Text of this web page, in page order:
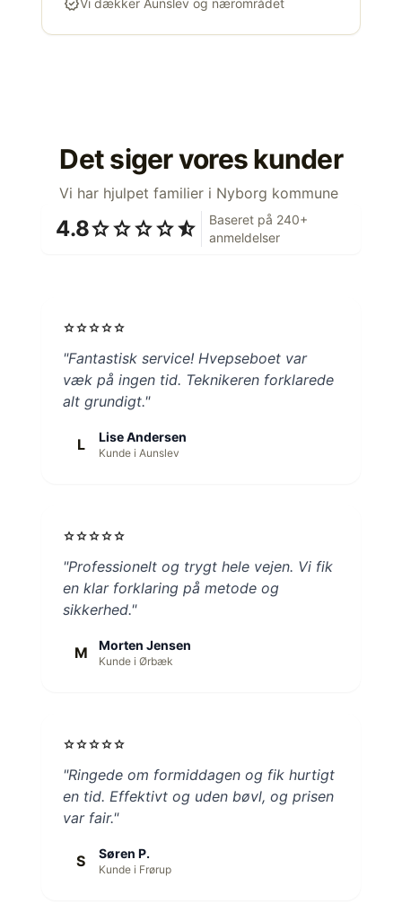
Vi dækker Aunslev og nærområdet
Det siger vores kunder
Vi har hjulpet familier i Nyborg kommune
4.8starstarstarstarstar_half
Baseret på 240+
anmeldelser
starstarstarstarstar
"Fantastisk service! Hvepseboet var
væk på ingen tid. Teknikeren forklarede
alt grundigt."
L Lise Andersen
Kunde i Aunslev
starstarstarstarstar
"Professionelt og trygt hele vejen. Vi fik
en klar forklaring på metode og
sikkerhed."
M Morten Jensen
Kunde i Ørbæk
starstarstarstarstar
"Ringede om formiddagen og fik hurtigt
en tid. Effektivt og uden bøvl, og prisen
var fair."
S Søren P.
Kunde i Frørup